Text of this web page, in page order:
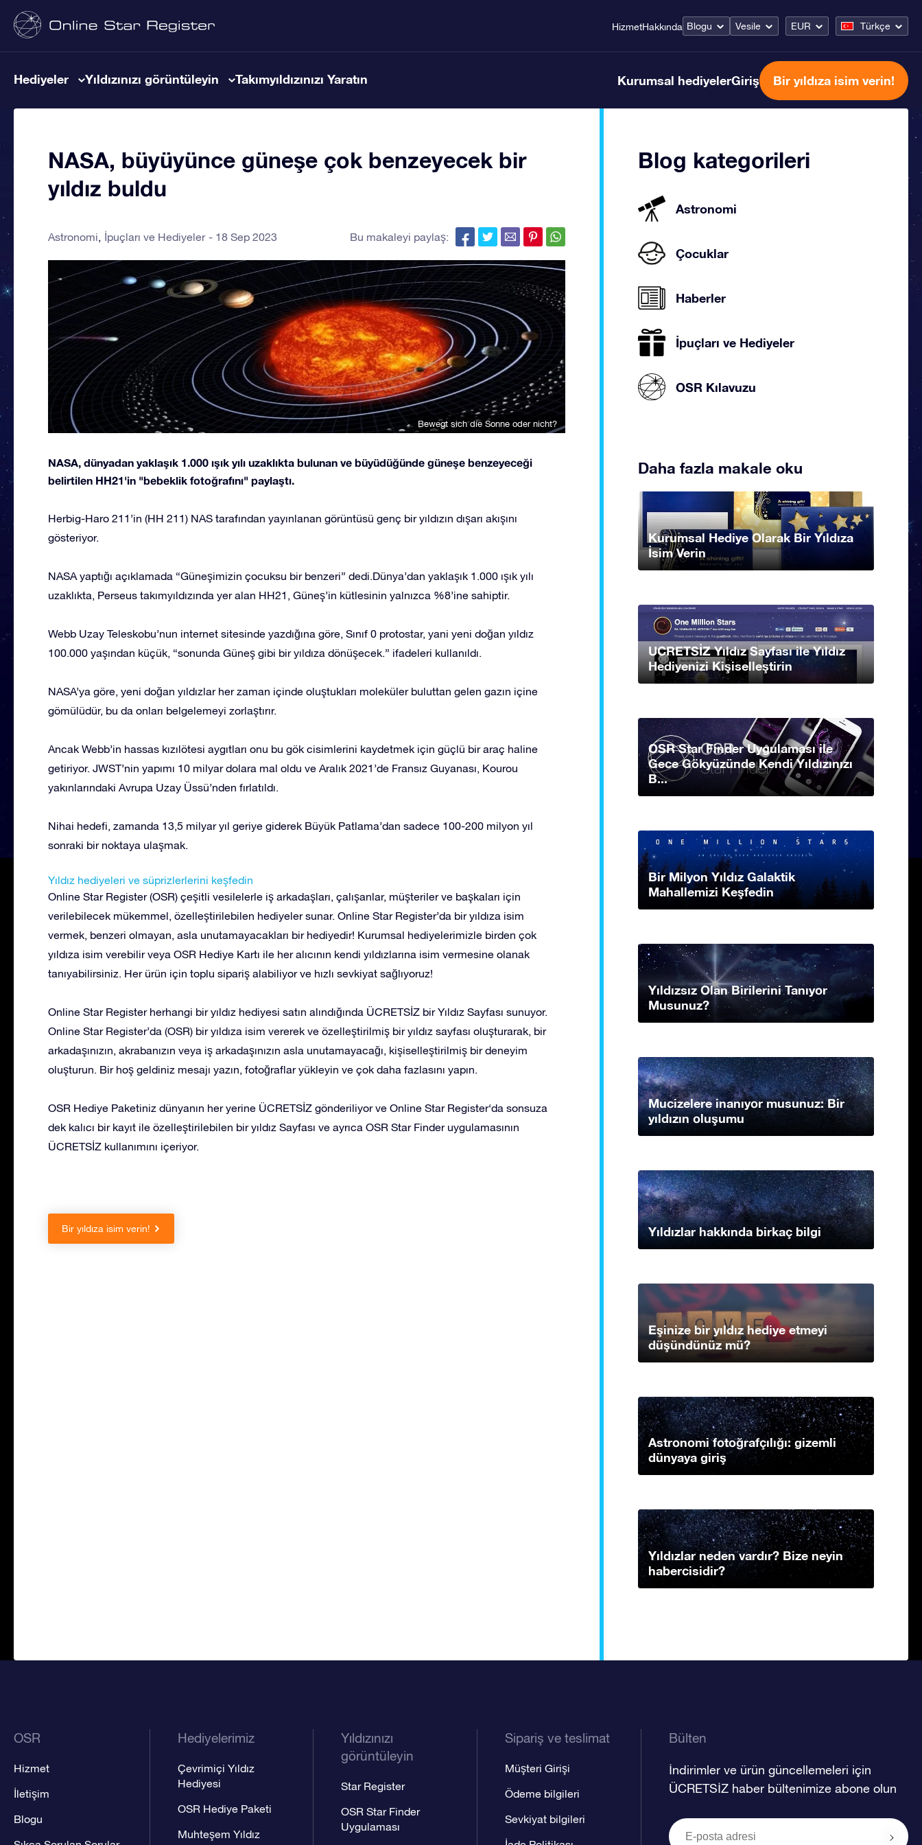
HizmetHakkında Blogu Vesile EUR Türkçe
Hediyeler Yıldızınızı görüntüleyin Takımyıldızınızı Yaratın Kurumsal hediyelerGiriş Bir yıldıza isim verin!
NASA, büyüyünce güneşe çok benzeyecek bir
yıldız buldu
Astronomi İpuçları ve Hediyeler 18 Sep 2023 Bu makaleyi paylaş:
Bewegt sich die Sonne oder nicht?
NASA, dünyadan yaklaşık 1.000 ışık yılı uzaklıkta bulunan ve büyüdüğünde güneşe benzeyeceği
belirtilen HH21'in "bebeklik fotoğrafını" paylaştı.
Herbig-Haro 211’in (HH 211) NAS tarafından yayınlanan görüntüsü genç bir yıldızın dışarı akışını
gösteriyor.
NASA yaptığı açıklamada “Güneşimizin çocuksu bir benzeri” dedi.Dünya’dan yaklaşık 1.000 ışık yılı
uzaklıkta, Perseus takımyıldızında yer alan HH21, Güneş’in kütlesinin yalnızca %8’ine sahiptir.
Webb Uzay Teleskobu’nun internet sitesinde yazdığına göre, Sınıf 0 protostar, yani yeni doğan yıldız
100.000 yaşından küçük, “sonunda Güneş gibi bir yıldıza dönüşecek.” ifadeleri kullanıldı.
NASA’ya göre, yeni doğan yıldızlar her zaman içinde oluştukları moleküler buluttan gelen gazın içine
gömülüdür, bu da onları belgelemeyi zorlaştırır.
Ancak Webb’in hassas kızılötesi aygıtları onu bu gök cisimlerini kaydetmek için güçlü bir araç haline
getiriyor. JWST’nin yapımı 10 milyar dolara mal oldu ve Aralık 2021’de Fransız Guyanası, Kourou
yakınlarındaki Avrupa Uzay Üssü’nden fırlatıldı.
Nihai hedefi, zamanda 13,5 milyar yıl geriye giderek Büyük Patlama’dan sadece 100-200 milyon yıl
sonraki bir noktaya ulaşmak.
Yıldız hediyeleri ve süprizlerlerini keşfedin
Online Star Register (OSR) çeşitli vesilelerle iş arkadaşları, çalışanlar, müşteriler ve başkaları için
verilebilecek mükemmel, özelleştirilebilen hediyeler sunar. Online Star Register’da bir yıldıza isim
vermek, benzeri olmayan, asla unutamayacakları bir hediyedir! Kurumsal hediyelerimizle birden çok
yıldıza isim verebilir veya OSR Hediye Kartı ile her alıcının kendi yıldızlarına isim vermesine olanak
tanıyabilirsiniz. Her ürün için toplu sipariş alabiliyor ve hızlı sevkiyat sağlıyoruz!
Online Star Register herhangi bir yıldız hediyesi satın alındığında ÜCRETSİZ bir Yıldız Sayfası sunuyor.
Online Star Register’da (OSR) bir yıldıza isim vererek ve özelleştirilmiş bir yıldız sayfası oluşturarak, bir
arkadaşınızın, akrabanızın veya iş arkadaşınızın asla unutamayacağı, kişiselleştirilmiş bir deneyim
oluşturun. Bir hoş geldiniz mesajı yazın, fotoğraflar yükleyin ve çok daha fazlasını yapın.
OSR Hediye Paketiniz dünyanın her yerine ÜCRETSİZ gönderiliyor ve Online Star Register‘da sonsuza
dek kalıcı bir kayıt ile özelleştirilebilen bir yıldız Sayfası ve ayrıca OSR Star Finder uygulamasının
ÜCRETSİZ kullanımını içeriyor.
Bir yıldıza isim verin!
Blog kategorileri
Astronomi
Çocuklar
Haberler
İpuçları ve Hediyeler
OSR Kılavuzu
Daha fazla makale oku
Kurumsal Hediye Olarak Bir Yıldıza
İsim Verin
UCRETSİZ Yıldız Sayfası ile Yıldız
Hediyenizi Kişiselleştirin
OSR Star Finder Uygulaması ile
Gece Gökyüzünde Kendi Yıldızınızı
B...
Bir Milyon Yıldız Galaktik
Mahallemizi Keşfedin
Yıldızsız Olan Birilerini Tanıyor
Musunuz?
Mucizelere inanıyor musunuz: Bir
yıldızın oluşumu
Yıldızlar hakkında birkaç bilgi
Eşinize bir yıldız hediye etmeyi
düşündünüz mü?
Astronomi fotoğrafçılığı: gizemli
dünyaya giriş
Yıldızlar neden vardır? Bize neyin
habercisidir?
OSR
Hizmet
İletişim
Blogu
Hediyelerimiz
Çevrimiçi Yıldız
Hediyesi
OSR Hediye Paketi
Muhteşem Yıldız
Yıldızınızı
görüntüleyin
Star Register
OSR Star Finder
Uygulaması
Sipariş ve teslimat
Müşteri Girişi
Ödeme bilgileri
Sevkiyat bilgileri
Bülten
İndirimler ve ürün güncellemeleri için
ÜCRETSİZ haber bültenimize abone olun